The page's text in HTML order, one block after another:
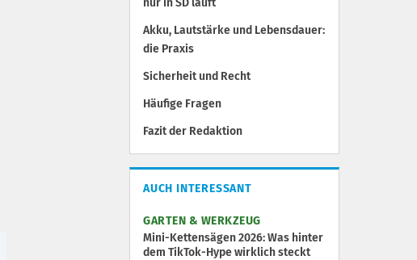
nur in SD läuft
Akku, Lautstärke und Lebensdauer:
die Praxis
Sicherheit und Recht
Häufige Fragen
Fazit der Redaktion
AUCH INTERESSANT
GARTEN & WERKZEUG
Mini-Kettensägen 2026: Was hinter
dem TikTok-Hype wirklich steckt